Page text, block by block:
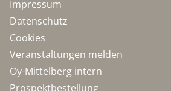
Impressum
Datenschutz
Cookies
Veranstaltungen melden
Oy-Mittelberg intern
Prospektbestellung